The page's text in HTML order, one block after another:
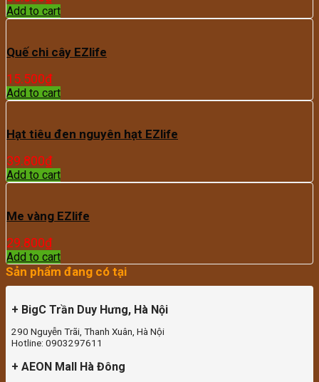
Add to cart
Quế chi cây EZlife
15.500₫
Add to cart
Hạt tiêu đen nguyên hạt EZlife
39.800₫
Add to cart
Me vàng EZlife
29.800₫
Add to cart
Sản phẩm đang có tại
+ BigC Trần Duy Hưng, Hà Nội
290 Nguyễn Trãi, Thanh Xuân, Hà Nội
Hotline: 0903297611
+ AEON Mall Hà Đông